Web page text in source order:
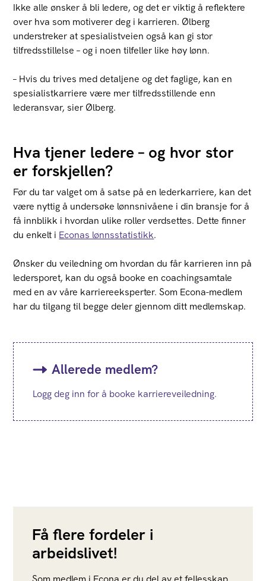
Ikke alle ønsker å bli ledere, og det er viktig å reflektere
over hva som motiverer deg i karrieren. Ølberg
understreker at spesialistveien også kan gi stor
tilfredsstillelse – og i noen tilfeller like høy lønn.
– Hvis du trives med detaljene og det faglige, kan en
spesialistkarriere være mer tilfredsstillende enn
lederansvar, sier Ølberg.
Hva tjener ledere – og hvor stor
er forskjellen?
Før du tar valget om å satse på en lederkarriere, kan det
være nyttig å undersøke lønnsnivåene i din bransje for å
få innblikk i hvordan ulike roller verdsettes. Dette finner
du enkelt i Econas lønnsstatistikk.
Ønsker du veiledning om hvordan du får karrieren inn på
ledersporet, kan du også booke en coachingsamtale
med en av våre karriereeksperter. Som Econa-medlem
har du tilgang til begge deler gjennom ditt medlemskap.
Allerede medlem?
Logg deg inn for å booke karriereveiledning.
Få flere fordeler i
arbeidslivet!